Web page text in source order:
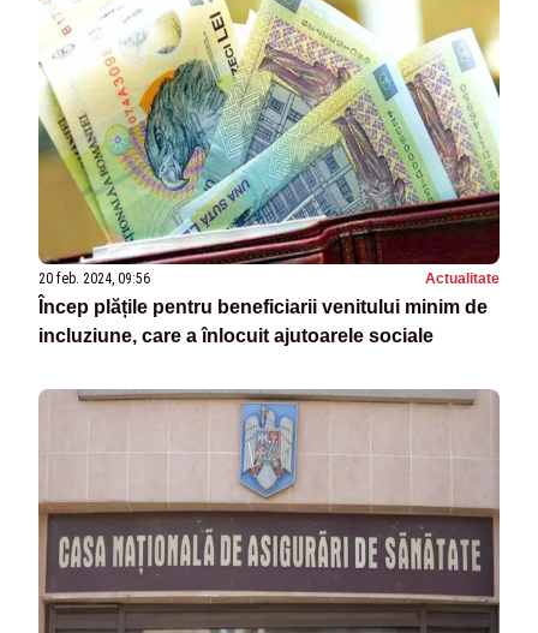
20 feb. 2024, 09:56 Actualitate
Încep plățile pentru beneficiarii venitului minim de
incluziune, care a înlocuit ajutoarele sociale